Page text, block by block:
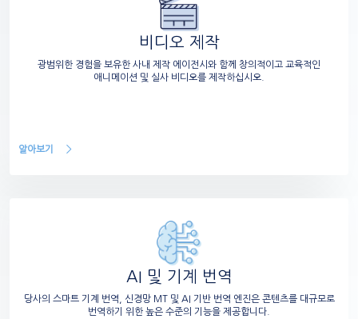
비디오 제작
광범위한 경험을 보유한 사내 제작 에이전시와 함께 창의적이고 교육적인
애니메이션 및 실사 비디오를 제작하십시오.
알아보기
AI 및 기계 번역
당사의 스마트 기계 번역, 신경망 MT 및 AI 기반 번역 엔진은 콘텐츠를 대규모로
번역하기 위한 높은 수준의 기능을 제공합니다.